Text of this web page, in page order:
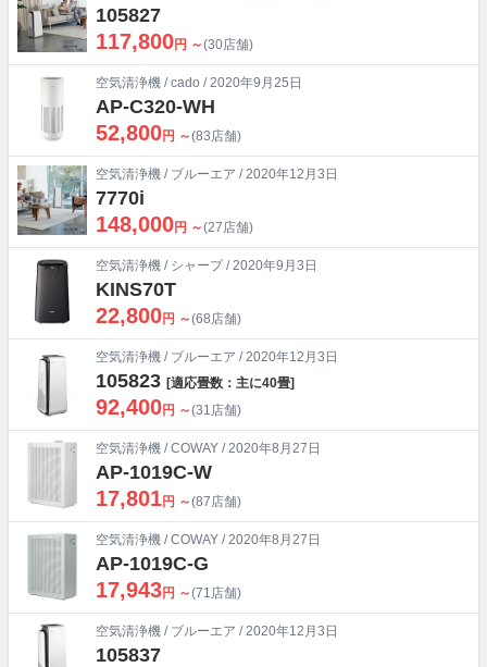
105827
117,800円 ～(30店舗)
空気清浄機 /cado / 2020年9月25日
AP-C320-WH
52,800円 ～(83店舗)
空気清浄機 / ブルーエア / 2020年12月3日
7770i
148,000円 ～(27店舗)
空気清浄機 / シャープ/ 2020年9月3日
KINS70T
22,800円 ～(68店舗)
空気清浄機 / ブルーエア / 2020年12月3日
105823 [適応畳数：主に40畳]
92,400円 ～(31店舗)
空気清浄機 /COWAY / 2020年8月27日
AP-1019C-W
17,801円 ～(87店舗)
空気清浄機 /COWAY / 2020年8月27日
AP-1019C-G
17,943円 ～(71店舗)
空気清浄機 / ブルーエア / 2020年12月3日
105837